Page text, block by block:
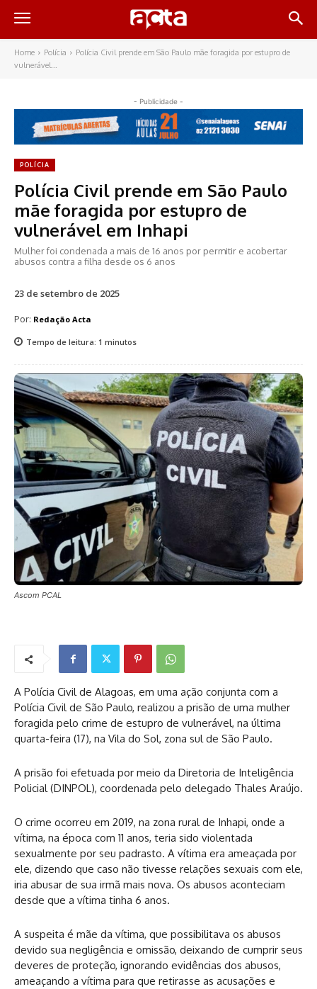
Home Polícia
Polícia Civil prende em São Paulo mãe foragida por estupro de
vulnerável...
- Publicidade -
POLÍCIA
Polícia Civil prende em São Paulo
mãe foragida por estupro de
vulnerável em Inhapi
Mulher foi condenada a mais de 16 anos por permitir e acobertar
abusos contra a filha desde os 6 anos
23 de setembro de 2025
Por: Redação Acta
Tempo de leitura: 1 minutos
Ascom PCAL
A Polícia Civil de Alagoas, em uma ação conjunta com a
Polícia Civil de São Paulo, realizou a prisão de uma mulher
foragida pelo crime de estupro de vulnerável, na última
quarta-feira (17), na Vila do Sol, zona sul de São Paulo.
A prisão foi efetuada por meio da Diretoria de Inteligência
Policial (DINPOL), coordenada pelo delegado Thales Araújo.
O crime ocorreu em 2019, na zona rural de Inhapi, onde a
vítima, na época com 11 anos, teria sido violentada
sexualmente por seu padrasto. A vítima era ameaçada por
ele, dizendo que caso não tivesse relações sexuais com ele,
iria abusar de sua irmã mais nova. Os abusos aconteciam
desde que a vítima tinha 6 anos.
A suspeita é mãe da vítima, que possibilitava os abusos
devido sua negligência e omissão, deixando de cumprir seus
deveres de proteção, ignorando evidências dos abusos,
ameaçando a vítima para que retirasse as acusações e